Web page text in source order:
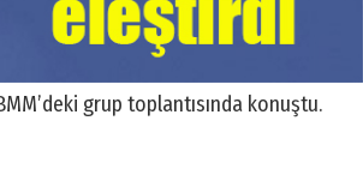
grup toplantısında konuştu.